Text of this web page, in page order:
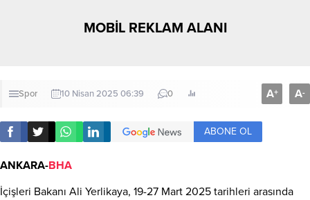
MOBİL REKLAM ALANI
Spor 10 Nisan 2025 06:39 0 A+ A-
ABONE OL
ANKARA-BHA
İçişleri Bakanı Ali Yerlikaya, 19-27 Mart 2025 tarihleri arasında